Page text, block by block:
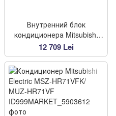
Внутренний блок
кондиционера Mitsubishi
Electric MSZ-HR50VFK
12 709 Lei